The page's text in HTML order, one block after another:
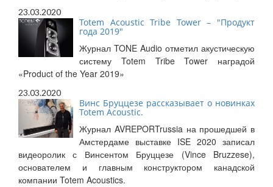
23.03.2020
Totem Acoustic Tribe Tower – "Продукт
года 2019"
Журнал TONE Audio отметил акустическую
систему Totem Tribe Tower наградой
«Product of the Year 2019»
23.03.2020
Винс Бруццезе рассказывает о новинках
Totem Acoustic.
Журнал AVREPORTrussia на прошедшей в
Амстердаме выставке ISE 2020 записал
видеоролик с Винсентом Бруццезе (Vince Bruzzese),
основателем и главным конструктором канадской
компании Totem Acoustics.